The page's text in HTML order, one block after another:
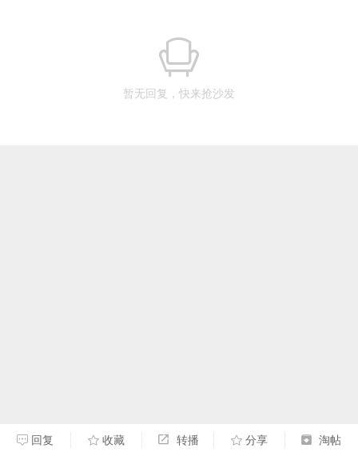
暂无回复，快来抢沙发
回复 收藏 转播 分享 淘帖